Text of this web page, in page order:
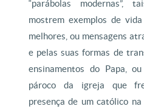
“parábolas modernas”,
mostrem exemplos de
melhores, ou mensagens
e pelas suas formas de
ensinamentos do Papa,
pároco da igreja que
presença de um católico